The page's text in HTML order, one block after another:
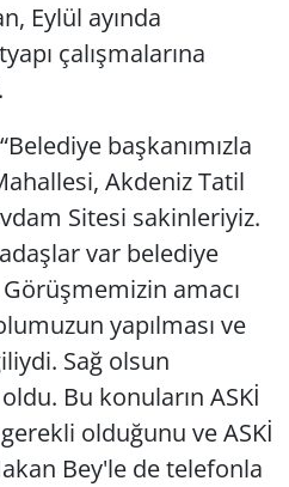
Eylül ayında
çalışmalarına
başkanımızla
Akdeniz Tatil
Sitesi sakinleriyiz.
var belediye
amacı
yapılması ve
Sağ olsun
Bu konuların ASKİ
olduğunu ve ASKİ
Bey'le de telefonla